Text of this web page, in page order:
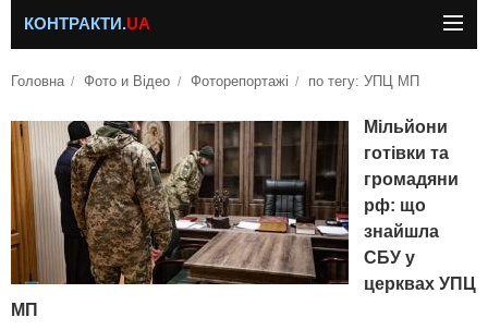
КОНТРАКТИ.UA
Головна Фото и Відео Фоторепортажі по тегу: УПЦ МП
Мільйони
готівки та
громадяни
рф: що
знайшла
СБУ у
церквах УПЦ
МП